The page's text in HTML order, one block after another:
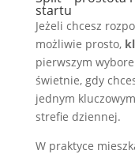
startu
Jeżeli chcesz
możliwie prosto,
pierwszym
świetnie, gdy
jednym
strefie dziennej.
W praktyce